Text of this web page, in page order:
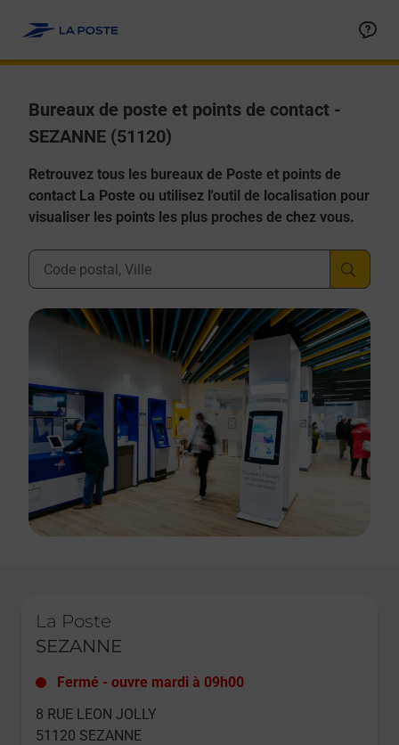
Bureaux de poste et points de contact -
SEZANNE (51120)
Retrouvez tous les bureaux de Poste et points de
contact La Poste ou utilisez l'outil de localisation pour
visualiser les points les plus proches de chez vous.
Ville, Département, Code Postal
La Poste
SEZANNE
Fermé - ouvre mardi à 09h00
8 RUE LEON JOLLY
51120 SEZANNE